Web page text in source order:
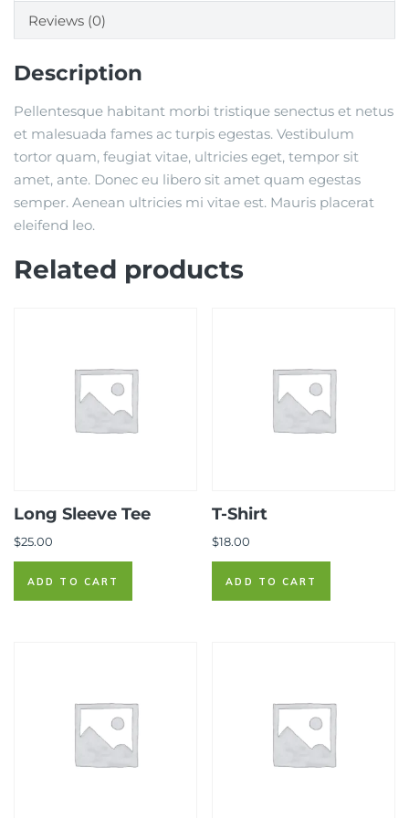
Reviews (0)
Description
Pellentesque habitant morbi tristique senectus et netus
et malesuada fames ac turpis egestas. Vestibulum
tortor quam, feugiat vitae, ultricies eget, tempor sit
amet, ante. Donec eu libero sit amet quam egestas
semper. Aenean ultricies mi vitae est. Mauris placerat
eleifend leo.
Related products
Long Sleeve Tee
$25.00
ADD TO CART
T-Shirt
$18.00
ADD TO CART